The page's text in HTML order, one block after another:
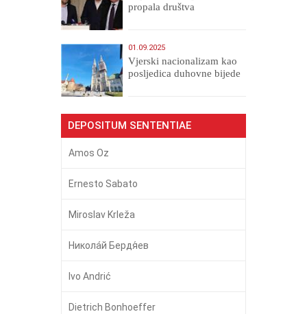
propala društva
01.09.2025
​Vjerski nacionalizam kao
posljedica duhovne bijede
DEPOSITUM SENTENTIAE
Amos Oz
Ernesto Sabato
Miroslav Krleža
Никола́й Бердя́ев
Ivo Andrić
Dietrich Bonhoeffer